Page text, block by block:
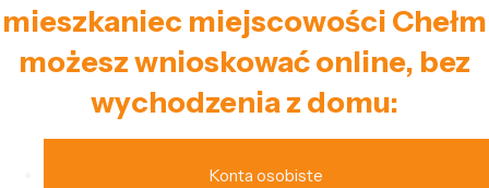
mieszkaniec miejscowości Chełm
możesz wnioskować online, bez
wychodzenia z domu:
Konta osobiste